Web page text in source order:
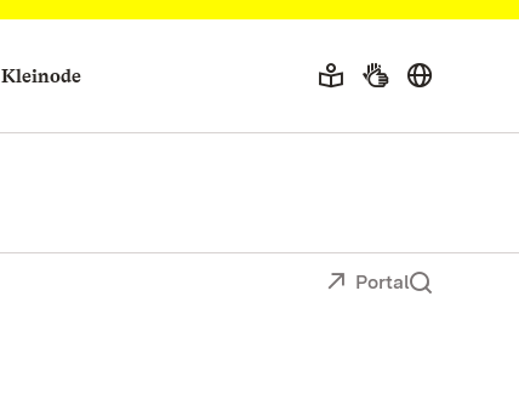
Kleinode
Portal